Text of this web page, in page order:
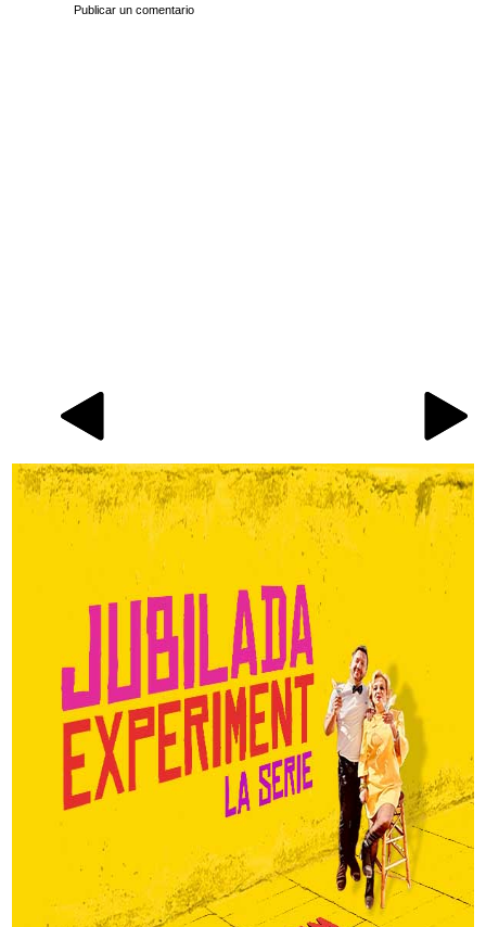
Publicar un comentario